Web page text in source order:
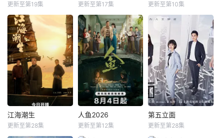
更新至第19集 更新至第17集 更新至第10集
江海潮生
更新至第28集
人鱼2026
更新至第12集
第五立面
更新至第28集